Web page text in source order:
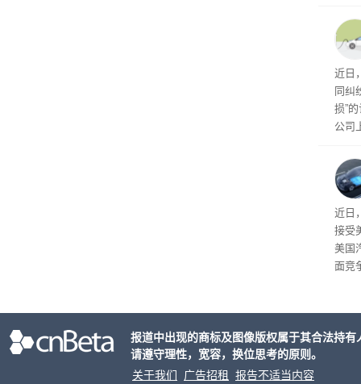
训练
近日
同纠
损”
公司
事
给
近日
接受
美国
面竞
报道中出现的商标及图像版权属于其合法持
请遵守理性，宽容，换位思考的原则。
关于我们
广告招租
报告不适当内容